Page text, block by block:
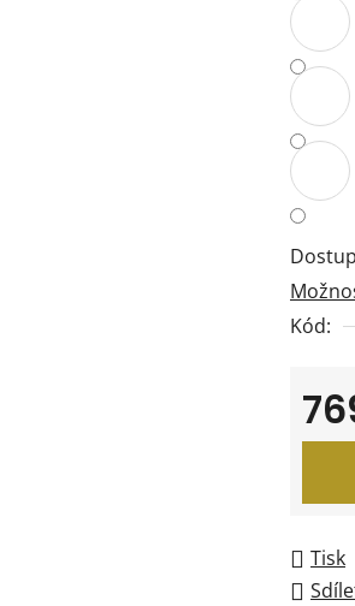
Kód:
Tisk